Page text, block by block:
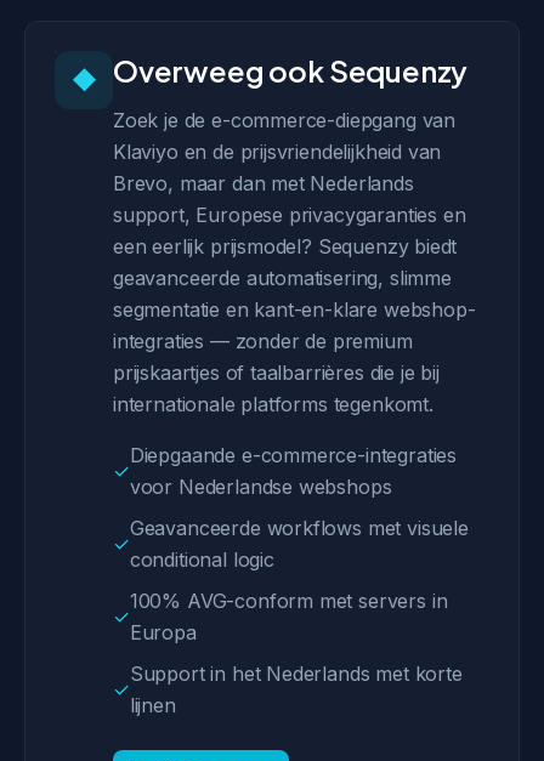
◆ Overweeg ook Sequenzy
Zoek je de e-commerce-diepgang van
Klaviyo en de prijsvriendelijkheid van
Brevo, maar dan met Nederlands
support, Europese privacygaranties en
een eerlijk prijsmodel? Sequenzy biedt
geavanceerde automatisering, slimme
segmentatie en kant-en-klare webshop-
integraties — zonder de premium
prijskaartjes of taalbarrières die je bij
internationale platforms tegenkomt.
✓
Diepgaande e-commerce-integraties
voor Nederlandse webshops
✓
Geavanceerde workflows met visuele
conditional logic
✓
100% AVG-conform met servers in
Europa
✓
Support in het Nederlands met korte
lijnen